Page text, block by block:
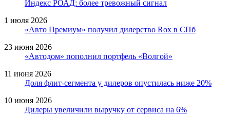
Индекс РОАД: более тревожный сигнал
1 июля 2026
«Авто Премиум» получил дилерство Rox в СПб
23 июня 2026
«Автодом» пополнил портфель «Волгой»
11 июня 2026
Доля флит-сегмента у дилеров опустилась ниже 20%
10 июня 2026
Дилеры увеличили выручку от сервиса на 6%